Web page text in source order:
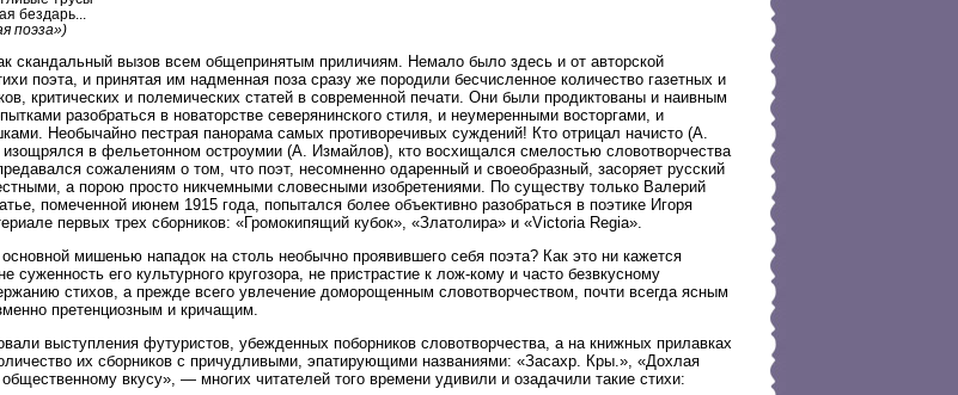
бездарь...
поэза»)
скандальный вызов всем общепринятым приличиям. Немало было здесь и от авторской
поэта, и принятая им надменная поза сразу же породили бесчисленное количество газетных и
критических и полемических статей в современной печати. Они были продиктованы и наивным
разобраться в новаторстве северянинского стиля, и неумеренными восторгами, и
Необычайно пестрая панорама самых противоречивых суждений! Кто отрицал начисто (А.
в фельетонном остроумии (А. Измайлов), кто восхищался смелостью словотворчества
сожалениям о том, что поэт, несомненно одаренный и своеобразный, засоряет русский
а порою просто никчемными словесными изобретениями. По существу только Валерий
помеченной июнем 1915 года, попытался более объективно разобраться в поэтике Игоря
первых трех сборников: «Громокипящий кубок», «Златолира» и «Victoria Regia».
мишенью нападок на столь необычно проявившего себя поэта? Как это ни кажется
суженность его культурного кругозора, не пристрастие к лож-кому и часто безвкусному
стихов, а прежде всего увлечение доморощенным словотворчеством, почти всегда ясным
претенциозным и кричащим.
выступления футуристов, убежденных поборников словотворчества, а на книжных прилавках
их сборников с причудливыми, эпатирующими названиями: «Засахр. Кры.», «Дохлая
вкусу», — многих читателей того времени удивили и озадачили такие стихи: